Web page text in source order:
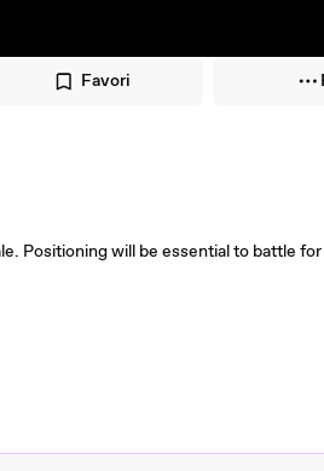
Favori
Positioning will be essential to battle